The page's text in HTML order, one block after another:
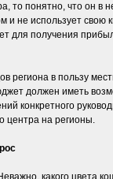
то понятно, что он в
и не использует свою
для получения
региона в пользу
должен иметь
конкретного
центра на регионы.
какого цвета